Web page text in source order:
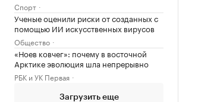
Спорт
Ученые оценили риски от созданных с
помощью ИИ искусственных вирусов
Общество
«Ноев ковчег»: почему в восточной
Арктике эволюция шла непрерывно
РБК и УК Первая
Загрузить еще